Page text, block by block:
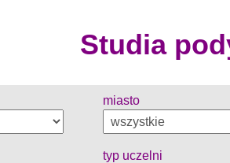
Studia
miasto
typ uczelni